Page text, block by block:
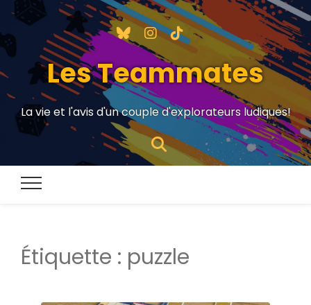
Les Teammates
La vie et l'avis d'un couple d'explorateurs ludiques!
Étiquette : puzzle